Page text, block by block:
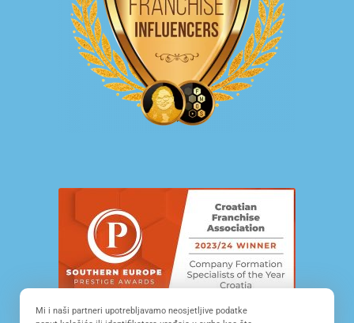
Mi i naši partneri upotrebljavamo neosjetljive podatke